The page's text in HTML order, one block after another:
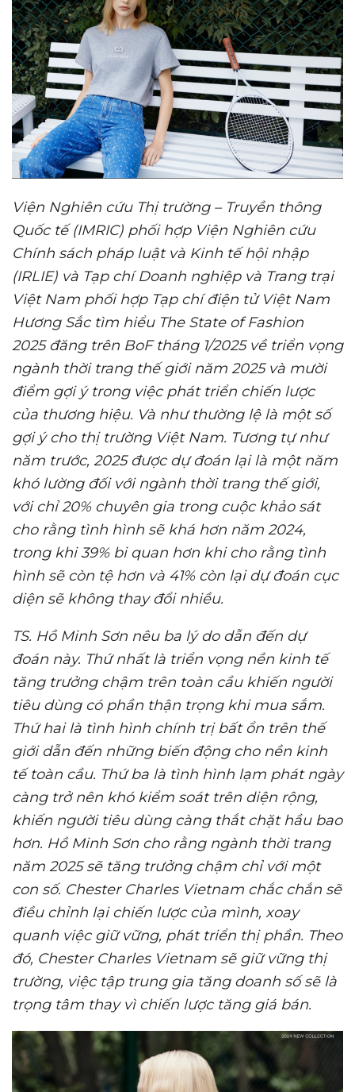
Viện Nghiên cứu Thị trường – Truyền thông
Quốc tế (IMRIC) phối hợp Viện Nghiên cứu
Chính sách pháp luật và Kinh tế hội nhập
(IRLIE) và Tạp chí Doanh nghiệp và Trang trại
Việt Nam phối hợp Tạp chí điện tử Việt Nam
Hương Sắc tìm hiểu The State of Fashion
2025 đăng trên BoF tháng 1/2025 về triển vọng
ngành thời trang thế giới năm 2025 và mười
điểm gợi ý trong việc phát triển chiến lược
của thương hiệu. Và như thường lệ là một số
gợi ý cho thị trường Việt Nam. Tương tự như
năm trước, 2025 được dự đoán lại là một năm
khó lường đối với ngành thời trang thế giới,
với chỉ 20% chuyên gia trong cuộc khảo sát
cho rằng tình hình sẽ khá hơn năm 2024,
trong khi 39% bi quan hơn khi cho rằng tình
hình sẽ còn tệ hơn và 41% còn lại dự đoán cục
diện sẽ không thay đổi nhiều.
TS. Hồ Minh Sơn nêuba lý do dẫn đến dự
đoán này. Thứ nhất là triển vọng nền kinh tế
tăng trưởng chậm trên toàn cầu khiến người
tiêu dùng có phần thận trọng khi mua sắm.
Thứ hai là tình hình chính trị bất ổn trên thế
giới dẫn đến những biến động cho nền kinh
tế toàn cầu. Thứba là tình hình lạm phát ngày
càng trở nên khó kiểm soát trên diện rộng,
khiến người tiêu dùng càng thắt chặt hầu bao
hơn. Hồ Minh Sơn cho rằng ngành thời trang
năm 2025 sẽ tăng trưởng chậm chỉ với một
con số. Chester Charles Vietnam chắc chắn sẽ
điều chỉnh lại chiến lược của mình, xoay
quanh việc giữ vững, phát triển thị phần. Theo
đó, Chester Charles Vietnam sẽgiữ vững thị
trường, việc tập trung gia tăng doanh số sẽ là
trọng tâm thay vì chiến lược tăng giá bán.